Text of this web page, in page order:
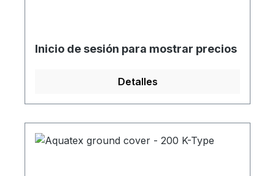
Inicio de sesión para mostrar precios
Detalles